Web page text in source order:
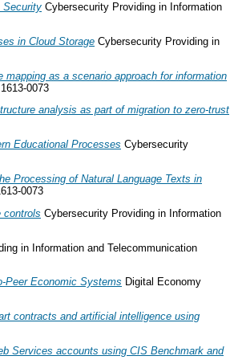
Security Cybersecurity Providing in Information
in Cloud Storage Cybersecurity Providing in
mapping as a scenario approach for information
0073
analysis as part of migration to zero-trust
Educational Processes Cybersecurity
Processing of Natural Language Texts in
0073
controls Cybersecurity Providing in Information
in Information and Telecommunication
Peer Economic Systems Digital Economy
contracts and artificial intelligence using
Services accounts using CIS Benchmark and